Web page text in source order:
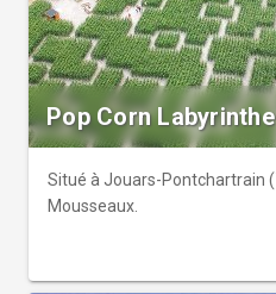
Pop Corn
Situé à Jouars-Pontchartrain
Mousseaux.